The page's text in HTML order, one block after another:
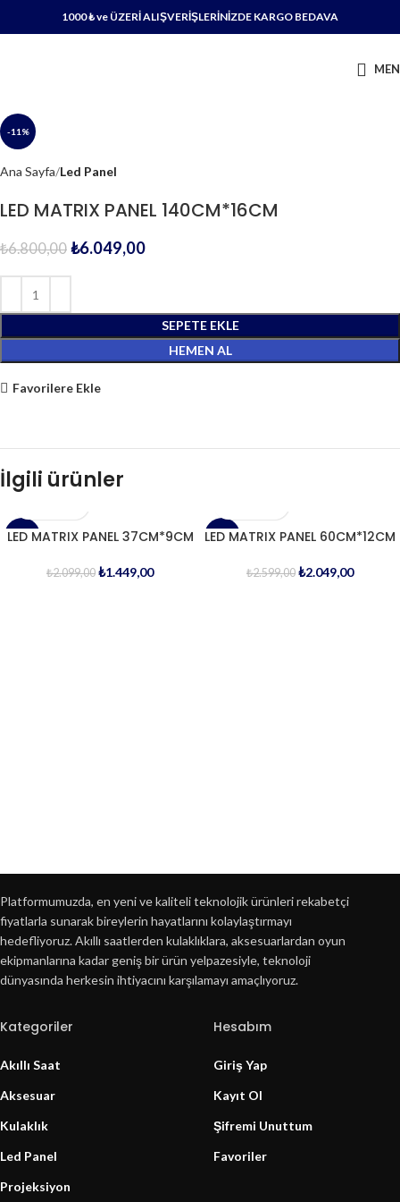
1000 ₺ ve ÜZERİ ALIŞVERİŞLERİNİZDE KARGO BEDAVA
-11%
Ana Sayfa Led Panel
LED MATRIX PANEL 140CM*16CM
₺6.800,00 ₺6.049,00
SEPETE EKLE
HEMEN AL
Favorilere Ekle
İlgili ürünler
-31%
LED MATRIX PANEL 37CM*9CM
₺2.099,00 ₺1.449,00
-21%
LED MATRIX PANEL 60CM*12CM
₺2.599,00 ₺2.049,00
Platformumuzda, en yeni ve kaliteli teknolojik ürünleri rekabetçi
fiyatlarla sunarak bireylerin hayatlarını kolaylaştırmayı
hedefliyoruz. Akıllı saatlerden kulaklıklara, aksesuarlardan oyun
ekipmanlarına kadar geniş bir ürün yelpazesiyle, teknoloji
dünyasında herkesin ihtiyacını karşılamayı amaçlıyoruz.
Kategoriler
Akıllı Saat
Aksesuar
Kulaklık
Led Panel
Projeksiyon
Hesabım
Giriş Yap
Kayıt Ol
Şifremi Unuttum
Favoriler